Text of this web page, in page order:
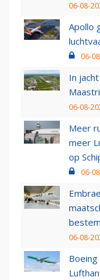
06-08-
Apollo
06-
In
06-08-
Meer
meer
op
06-
06-08-